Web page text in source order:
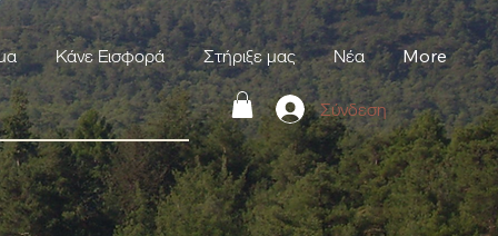
Κάνε Εισφορά Στήριξε μας Νέα More
Σύνδεση